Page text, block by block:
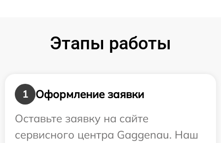
Этапы работы
1
Оформление заявки
Оставьте заявку на сайте
сервисного центра Gaggenau. Наш